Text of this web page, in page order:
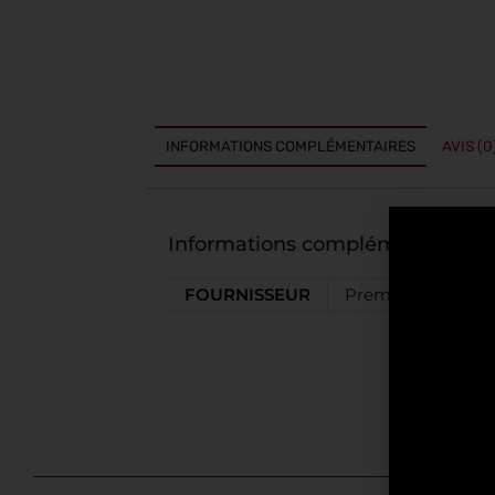
INFORMATIONS COMPLÉMENTAIRES AVIS
Informations complémentaires
FOURNISSEUR Premium Spirits